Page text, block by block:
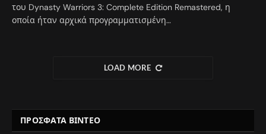
του Dynasty Warriors 3: Complete Edition Remastered, η
οποία ήταν αρχικά προγραμματισμένη…
LOAD MORE
ΠΡΟΣΦΑΤΑ ΒΙΝΤΕΟ